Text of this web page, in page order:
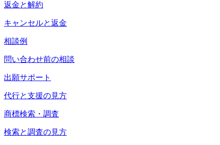
返金と解約
キャンセルと返金
相談例
問い合わせ前の相談
出願サポート
代行と支援の見方
商標検索・調査
検索と調査の見方